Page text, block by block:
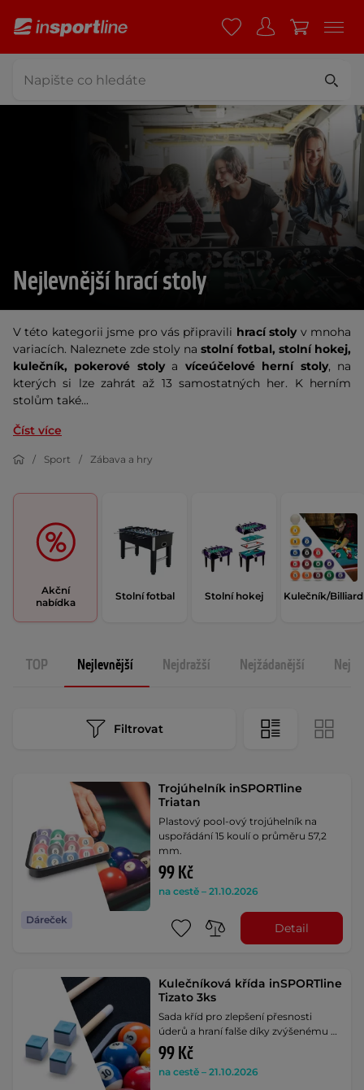
Nejlevnější hrací stoly
V této kategorii jsme pro vás připravili hrací stolyv mnoha
variacích. Naleznete zde stoly nastolní fotbal, stolní hokej,
kulečník, pokerové stolya víceúčelové herní stoly, na
kterých si lze zahrát až 13 samostatných her. K herním
stolům také...
Číst více
Sport Zábava a hry
Akční
nabídka
Stolní fotbal Stolní hokej Kulečník/Billiard
TOP Nejlevnější Nejdražší Nejžádanější
Filtrovat
Dáreček
Trojúhelník inSPORTline
Triatan
Plastový pool-ový trojúhelník na
uspořádání 15 koulí o průměru 57,2
mm.
99 Kč
na cestě – 21.10.2026
Detail
Kulečníková křída inSPORTline
Tizato 3ks
Sada kříd pro zlepšení přesnosti
úderů a hraní falše díky zvýšenému …
99 Kč
na cestě – 21.10.2026